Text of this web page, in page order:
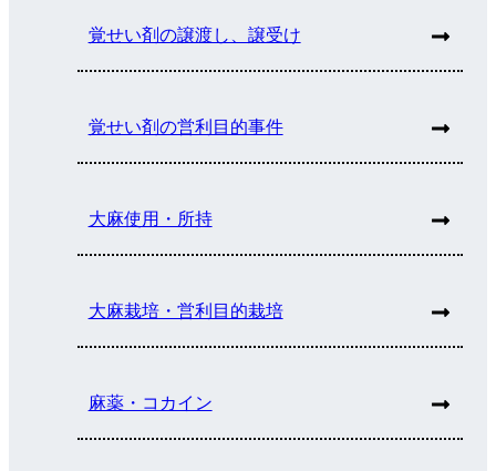
覚せい剤の譲渡し、譲受け
覚せい剤の営利目的事件
大麻使用・所持
大麻栽培・営利目的栽培
麻薬・コカイン